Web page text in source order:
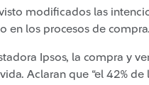
modificados las
en los procesos de compra.
Ipsos, la compra y
Aclaran que “el 42%